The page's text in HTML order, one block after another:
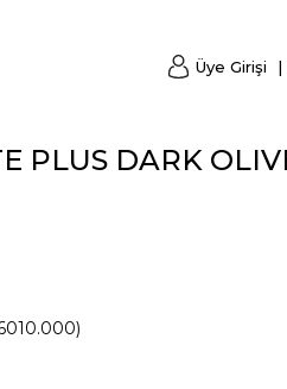
Üye Girişi
PLUS DARK